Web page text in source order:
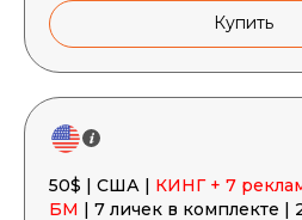
Купить
50$ | США | КИНГ + 7
БМ | 7 личек в комплекте |